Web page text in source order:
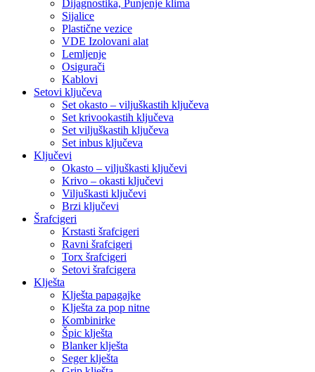
Dijagnostika, Punjenje klima
Sijalice
Plastične vezice
VDE Izolovani alat
Lemljenje
Osigurači
Kablovi
Setovi ključeva
Set okasto – viljuškastih ključeva
Set krivookastih ključeva
Set viljuškastih ključeva
Set inbus ključeva
Ključevi
Okasto – viljuškasti ključevi
Krivo – okasti ključevi
Viljuškasti ključevi
Brzi ključevi
Šrafcigeri
Krstasti šrafcigeri
Ravni šrafcigeri
Torx šrafcigeri
Setovi šrafcigera
Klješta
Klješta papagajke
Klješta za pop nitne
Kombinirke
Špic klješta
Blanker klješta
Seger klješta